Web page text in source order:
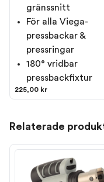
gränssnitt
För alla Viega-
pressbackar &
pressringar
180° vridbar
pressbackfixtur
225,00 kr
Relaterade